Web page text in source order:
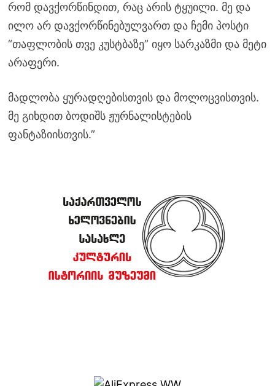
რომ დავქორწინდით, რაც არის ტყუილი. მე და
ილო არ დავქორწინებულვართ და ჩემი პოსტი
“თაფლობის თვე კუსტბაზე” იყო სარკაზმი და მეტი
არაფერი.
მადლობა ყურადღებისთვის და მოლოცვისთვის.
მე გიხდით ბოდიშს ჟურნალისტების
ფანტაზიისთვის.”